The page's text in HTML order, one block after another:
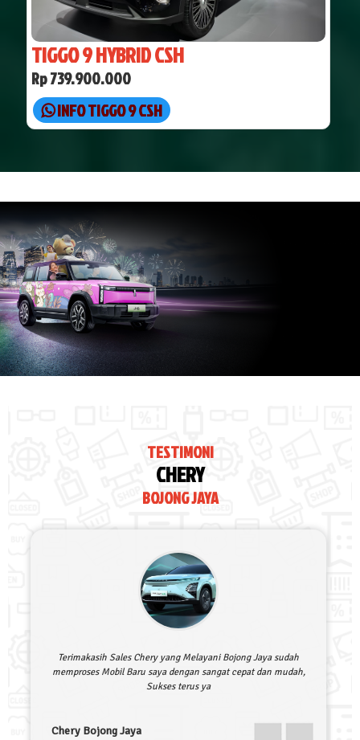
TIGGO 9 HYBRID CSH
Rp 739.900.000
INFO TIGGO 9 CSH
TESTIMONI
CHERY
BOJONG JAYA
Terimakasih Sales Chery yang Melayani Bojong Jaya sudah
memproses Mobil Baru saya dengan sangat cepat dan mudah,
Sukses terus ya
Chery Bojong Jaya